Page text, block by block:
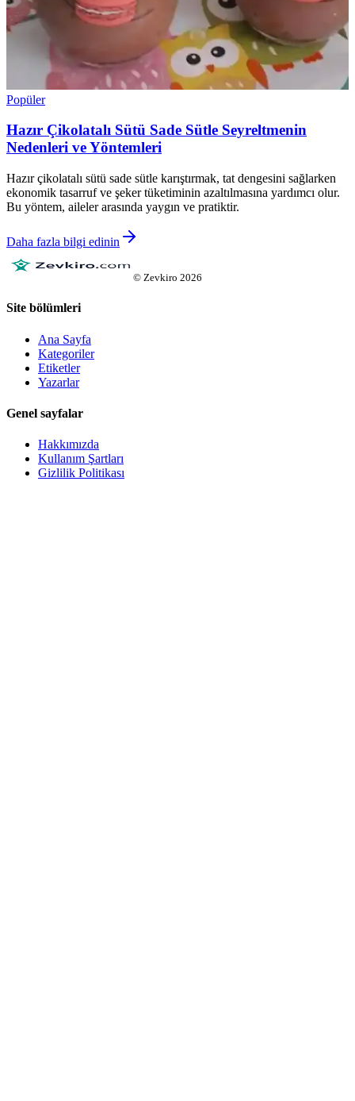
Popüler
Hazır Çikolatalı Sütü Sade Sütle Seyreltmenin
Nedenleri ve Yöntemleri
Hazır çikolatalı sütü sade sütle karıştırmak, tat dengesini sağlarken
ekonomik tasarruf ve şeker tüketiminin azaltılmasına yardımcı olur.
Bu yöntem, aileler arasında yaygın ve pratiktir.
Daha fazla bilgi edinin
© Zevkiro 2026
Site bölümleri
Ana Sayfa
Kategoriler
Etiketler
Yazarlar
Genel sayfalar
Hakkımızda
Kullanım Şartları
Gizlilik Politikası